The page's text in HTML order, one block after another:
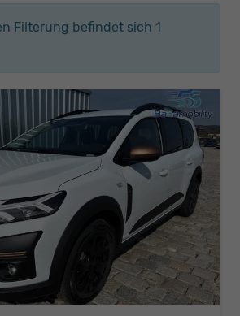
Filterung befindet sich 1